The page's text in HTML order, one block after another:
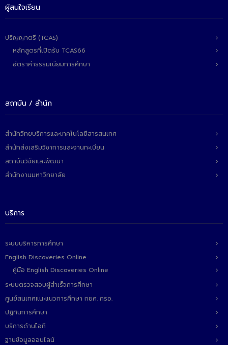
- ศูนย์เครื่องมือปฏิบัติการวิทยาศาสตร์
- ศูนย์สิ่งแวดล้อม
- ศูนย์ปัญญาประดิษฐ์เพื่อการศึกษา
ข่าว
- กิจกรรม
- ข่าวประชาสัมพันธ์ภายนอก
ผลงานคณะ
- ฐานข้อมูลงานวิจัย
- การจัดการความรู้ (KM Scitech)
- โครงการบริหารจัดการพื้นที่ 10 ไร่ ด้านหลังโรงสีข้าว
สวนดุสิต จังหวัดปราจีนบุรี
- โครงการส่งเสริมการปลูกกล้วยเล็บมือนางฯ
- ผลงาน/รางวัล
ผู้สนใจเรียน
ปริญญาตรี (TCAS)
หลักสูตรที่เปิดรับ TCAS66
อัตราค่าธรรมเนียมการศึกษา
สถาบัน / สำนัก
สำนักวิทยบริการและเทคโนโลยีสารสนเทศ
สำนักส่งเสริมวิชาการและงานทะเบียน
สถาบันวิจัยและพัฒนา
สำนักงานมหาวิทยาลัย
บริการ
ระบบบริหารการศึกษา
English Discoveries Online
คู่มือ English Discoveries Online
ระบบตรวจสอบผู้สำเร็จการศึกษา
ศูนย์สนเทศแนะแนวการศึกษา กยศ. กรอ.
ปฏิทินการศึกษา
บริการด้านไอที
ฐานข้อมูลออนไลน์